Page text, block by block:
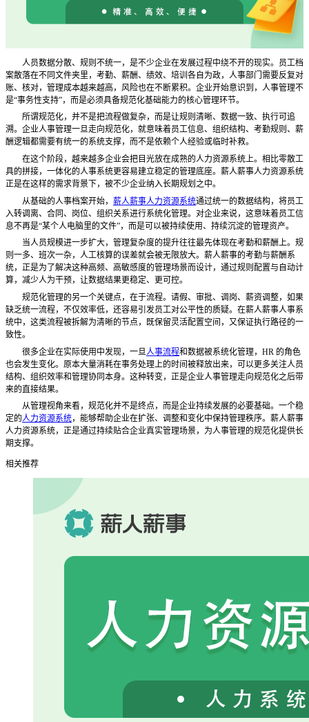
人员数据分散、规则不统一，是不少企业在发展过程中绕不开的现实。员工档
案散落在不同文件夹里，考勤、薪酬、绩效、培训各自为政，人事部门需要反复对
账、核对，管理成本越来越高，风险也在不断累积。企业开始意识到，人事管理不
是“事务性支持”，而是必须具备规范化基础能力的核心管理环节。
所谓规范化，并不是把流程做复杂，而是让规则清晰、数据一致、执行可追
溯。企业人事管理一旦走向规范化，就意味着员工信息、组织结构、考勤规则、薪
酬逻辑都需要有统一的系统支撑，而不是依赖个人经验或临时补救。
在这个阶段，越来越多企业会把目光放在成熟的人力资源系统上。相比零散工
具的拼接，一体化的人事系统更容易建立稳定的管理底座。薪人薪事人力资源系统
正是在这样的需求背景下，被不少企业纳入长期规划之中。
从基础的人事档案开始， 薪人薪事人力资源系统通过统一的数据结构，将员工
入转调离、合同、岗位、组织关系进行系统化管理。对企业来说，这意味着员工信
息不再是“某个人电脑里的文件”，而是可以被持续使用、持续沉淀的管理资产。
当人员规模进一步扩大，管理复杂度的提升往往最先体现在考勤和薪酬上。规
则一多、班次一杂，人工核算的误差就会被无限放大。薪人薪事的考勤与薪酬系
统，正是为了解决这种高频、高敏感度的管理场景而设计，通过规则配置与自动计
算，减少人为干预，让数据结果更稳定、更可控。
规范化管理的另一个关键点，在于流程。请假、审批、调岗、薪资调整，如果
缺乏统一流程，不仅效率低，还容易引发员工对公平性的质疑。在薪人薪事人事系
统中，这类流程被拆解为清晰的节点，既保留灵活配置空间，又保证执行路径的一
致性。
很多企业在实际使用中发现，一旦 人事流程和数据被系统化管理， HR 的角色
也会发生变化。原本大量消耗在事务处理上的时间被释放出来，可以更多关注人员
结构、组织效率和管理协同本身。这种转变，正是企业人事管理走向规范化之后带
来的直接结果。
从管理视角来看，规范化并不是终点，而是企业持续发展的必要基础。一个稳
定的人力资源系统，能够帮助企业在扩张、调整和变化中保持管理秩序。薪人薪事
人力资源系统，正是通过持续贴合企业真实管理场景，为人事管理的规范化提供长
期支撑。
相关推荐